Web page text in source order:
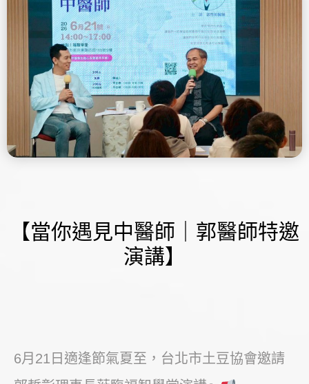
【當你遇見中醫師｜郭醫師特邀
演講】
6月21日適逢節氣夏至，台北市土豆協會邀請